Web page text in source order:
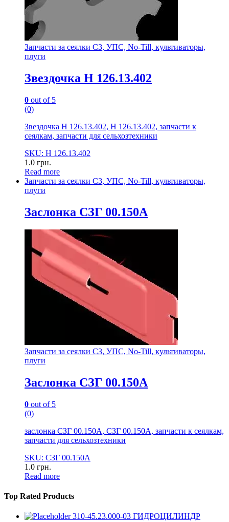
Запчасти за сеялки СЗ, УПС, No-Till, культиваторы,
плуги
Звездочка Н 126.13.402
0 out of 5
(0)
Звездочка Н 126.13.402, Н 126.13.402, запчасти к
сеялкам, запчасти для сельхозтехники
SKU: Н 126.13.402
1.0 грн.
Read more
Запчасти за сеялки СЗ, УПС, No-Till, культиваторы,
плуги
Заслонка СЗГ 00.150А
Запчасти за сеялки СЗ, УПС, No-Till, культиваторы,
плуги
Заслонка СЗГ 00.150А
0 out of 5
(0)
заслонка СЗГ 00.150А, СЗГ 00.150А, запчасти к сеялкам,
запчасти для сельхозтехники
SKU: СЗГ 00.150А
1.0 грн.
Read more
Top Rated Products
310-45.23.000-03 ГИДРОЦИЛИНДР